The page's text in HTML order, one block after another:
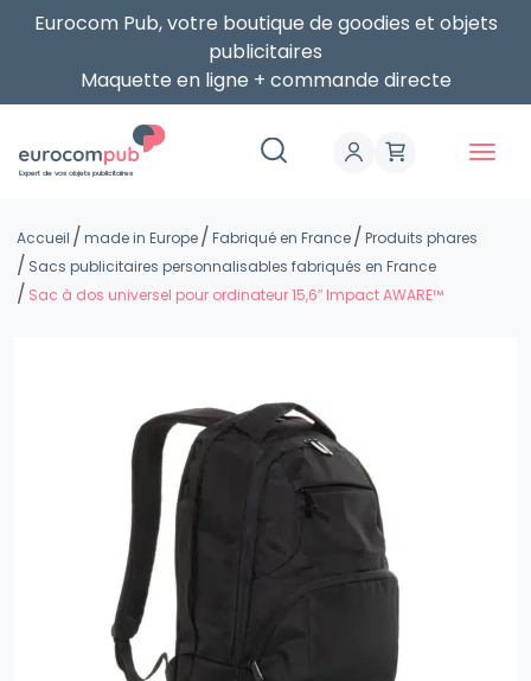
Eurocom Pub, votre boutique de goodies et objets
publicitaires
Maquette en ligne + commande directe
Expert de vos objets publicitaires
Accueil made in Europe Fabriqué en France
Produits phares
Sacs publicitaires personnalisables fabriqués en France
Sac à dos universel pour ordinateur 15,6″ Impact AWARE™